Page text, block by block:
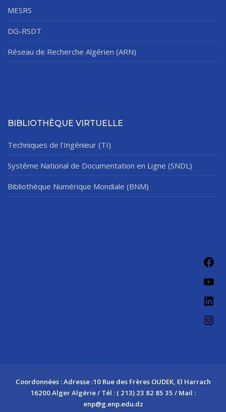
MESRS
DG-RSDT
Réseau de Recherche Algérien (ARN)
BIBLIOTHÈQUE VIRTUELLE
Techniques de l’Ingénieur (TI)
Système National de Documentation en Ligne (SNDL)
Bibliothèque Numérique Mondiale (BNM)
Coordonnées : Adresse :10 Rue des Frères OUDEK, El Harrach
16200 Alger Algérie / Tél : ( 213) 23 82 85 35 / Mail :
enp@g.enp.edu.dz